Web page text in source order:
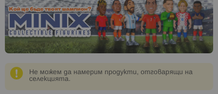
Не можем да намерим продукти, отговарящи на
селекцията.